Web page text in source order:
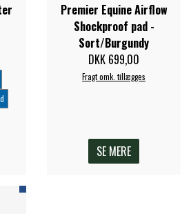
EQUINE SADLER
SADEL TILBEHØR
SADELUNDERLAG
EQUINE PADS
EQUINE
MOUTH
JACKS
Premier Equine Airflow
Shockproof pad -
Sort/Burgundy
DKK 699,00
Fragt omk. tillægges
SE MERE